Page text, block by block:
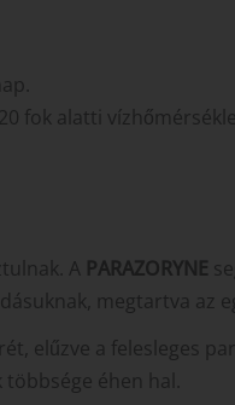
fok alatti
A PARAZORYNE
megtartva az
elűzve a felesleges
éhen hal.